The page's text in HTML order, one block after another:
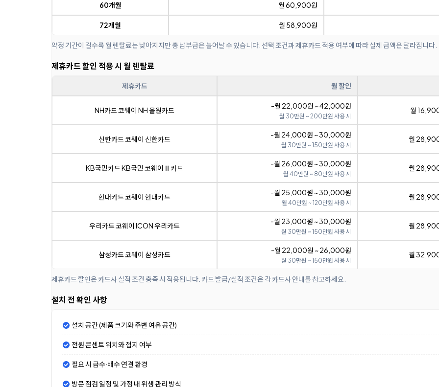
60개월 월 60,900원
72개월 월 58,900원
약정 기간이 길수록 월 렌탈료는 낮아지지만 총 납부금은 늘어날 수 있습니다. 선택 조건과 제휴카드 적용 여부에 따라 실제 금액은 달라집니다.
제휴카드 할인 적용 시 월 렌탈료
제휴카드 월 할인
NH카드 코웨이 NH 올원카드 -월 22,000원 ~ 42,000원
월 30만원 ~ 200만원 사용 시
월
신한카드 코웨이 신한카드 -월 24,000원 ~ 30,000원
월 30만원 ~ 150만원 사용 시
월
KB국민카드 KB국민 코웨이Ⅱ카드 -월 26,000원 ~ 30,000원
월 40만원 ~ 80만원 사용 시
월
현대카드 코웨이 현대카드 -월 25,000원 ~ 30,000원
월 40만원 ~ 120만원 사용 시
월
우리카드 코웨이 ICON 우리카드 -월 23,000원 ~ 30,000원
월 30만원 ~ 150만원 사용 시
월
삼성카드 코웨이 삼성카드 -월 22,000원 ~ 26,000원
월 30만원 ~ 150만원 사용 시
월
제휴카드 할인은 카드사 실적 조건 충족 시 적용됩니다. 카드 발급/실적 조건은 각 카드사 안내를 참고하세요.
설치 전 확인 사항
설치 공간 (제품 크기와 주변 여유 공간)
전원 콘센트 위치와 접지 여부
필요 시 급수·배수 연결 환경
방문 점검 일정 및 가정 내 위생 관리 방식